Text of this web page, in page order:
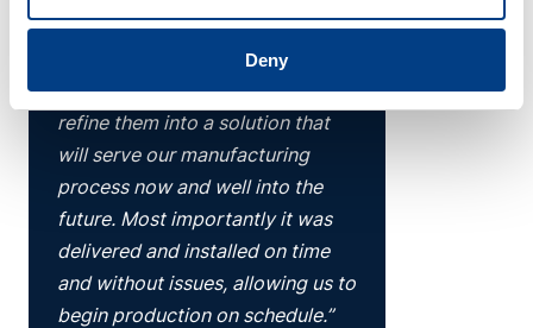
Deny
“Quintus listened carefully to our
requirements and helped us to
refine them into a solution that
will serve our manufacturing
process now and well into the
future. Most importantly it was
delivered and installed on time
and without issues, allowing us to
begin production on schedule.”